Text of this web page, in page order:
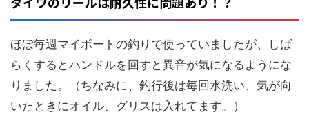
ほぼ毎週マイボートの釣りで使っていましたが、しば
らくするとハンドルを回すと異音が気になるようにな
りました。（ちなみに、釣行後は毎回水洗い、気が向
いたときにオイル、グリスは入れてます。）